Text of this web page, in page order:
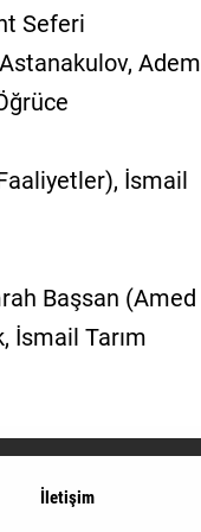
Seferi
Adem
İsmail
Başsan (Amed
İsmail Tarım
İletişim